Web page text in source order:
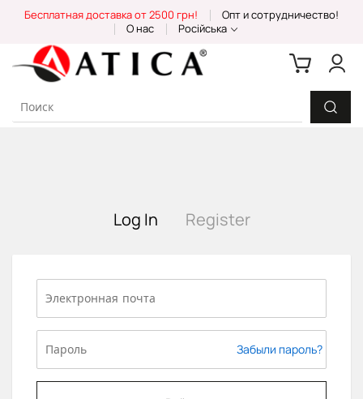
Content
Бесплатная доставка от 2500 грн!
Опт и сотрудничество!
О нас
Російська
Log In Register
Забыли пароль?